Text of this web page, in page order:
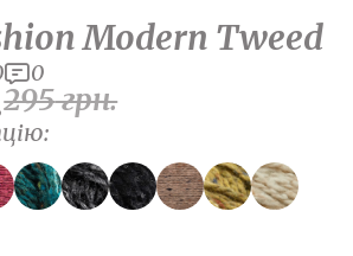
Modern Tweed
0
295грн.